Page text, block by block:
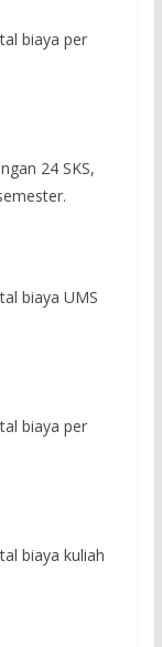
biaya per
24 SKS,
biaya UMS
biaya per
biaya kuliah